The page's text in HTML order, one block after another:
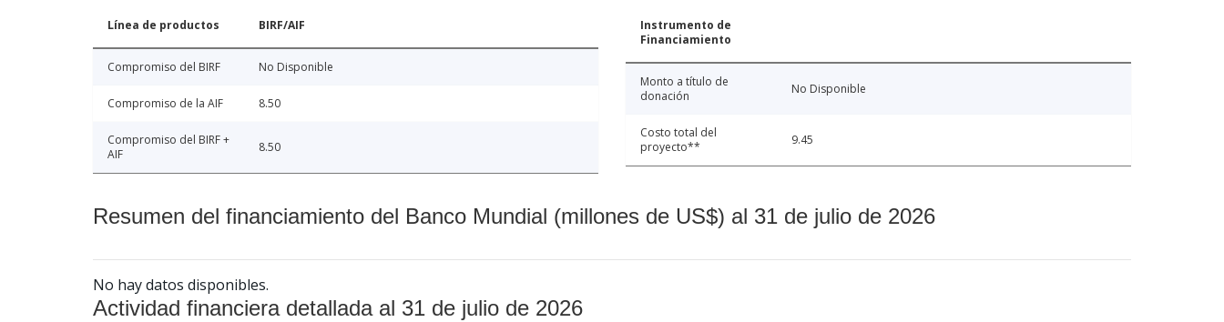
Línea de productos BIRF/AIF
Compromiso del BIRF No Disponible
Compromiso de la AIF 8.50
Compromiso del BIRF +
AIF
8.50
Instrumento de
Financiamiento
Monto a título de
donación
No Disponible
Costo total del
proyecto**
9.45
Resumen del financiamiento del Banco Mundial (millones de US$) al 31 de julio de 2026
No hay datos disponibles.
Actividad financiera detallada al 31 de julio de 2026